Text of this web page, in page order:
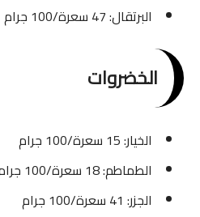
البرتقال: 47 سعرة/100 جرام
الخضروات
الخيار: 15 سعرة/100 جرام
الطماطم: 18 سعرة/100 جرام
الجزر: 41 سعرة/100 جرام